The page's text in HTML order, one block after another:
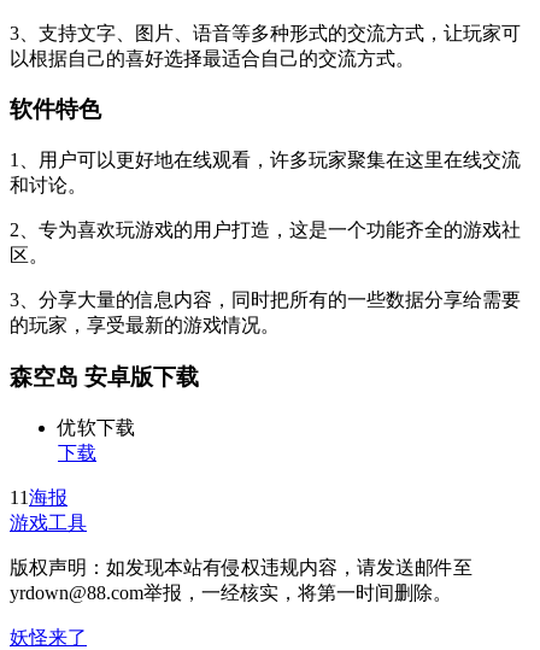
3、支持文字、图片、语音等多种形式的交流方式，让玩家可
以根据自己的喜好选择最适合自己的交流方式。
软件特色
1、用户可以更好地在线观看，许多玩家聚集在这里在线交流
和讨论。
2、专为喜欢玩游戏的用户打造，这是一个功能齐全的游戏社
区。
3、分享大量的信息内容，同时把所有的一些数据分享给需要
的玩家，享受最新的游戏情况。
森空岛 安卓版下载
优软下载
下载
11海报
游戏工具
版权声明：如发现本站有侵权违规内容，请发送邮件至
yrdown@88.com举报，一经核实，将第一时间删除。
妖怪来了